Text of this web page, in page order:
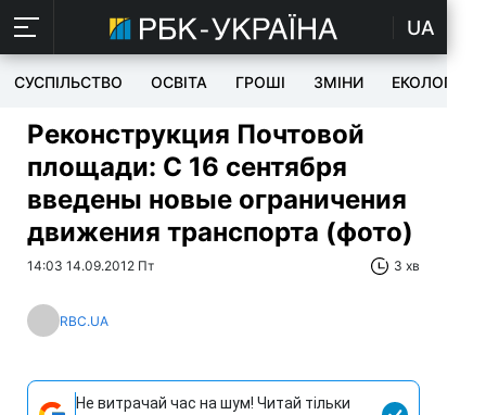
UA
СУСПІЛЬСТВО ОСВІТА ГРОШІ ЗМІНИ ЕКОЛОГІЯ
Реконструкция Почтовой
площади: С 16 сентября
введены новые ограничения
движения транспорта (фото)
14:03 14.09.2012 Пт 3 хв
RBC.UA
Не витрачай час на шум! Читай тільки